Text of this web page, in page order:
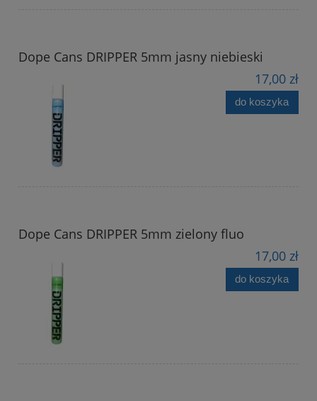
Dope Cans DRIPPER 5mm jasny niebieski
17,00 zł
do koszyka
Dope Cans DRIPPER 5mm zielony fluo
17,00 zł
do koszyka